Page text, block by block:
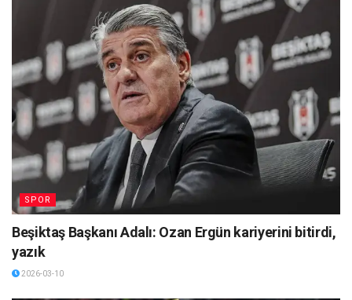
SPOR
Beşiktaş Başkanı Adalı: Ozan Ergün kariyerini bitirdi,
yazık
2026-03-10